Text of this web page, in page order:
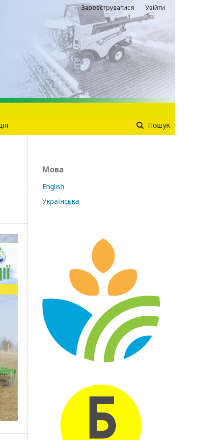
Пошук
Зареєструватися Увійти
Мова
English
Українська